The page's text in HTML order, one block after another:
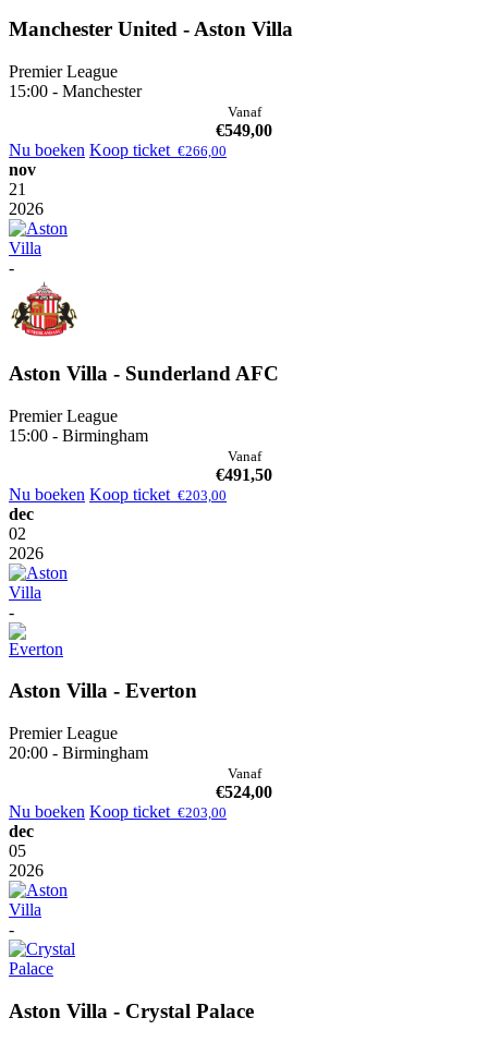
Manchester United - Aston Villa
Premier League
15:00 - Manchester
Vanaf
€549,00
Nu boeken Koop ticket €266,00
nov
21
2026
-
Aston Villa - Sunderland AFC
Premier League
15:00 - Birmingham
Vanaf
€491,50
Nu boeken Koop ticket €203,00
dec
02
2026
-
Aston Villa - Everton
Premier League
20:00 - Birmingham
Vanaf
€524,00
Nu boeken Koop ticket €203,00
dec
05
2026
-
Aston Villa - Crystal Palace